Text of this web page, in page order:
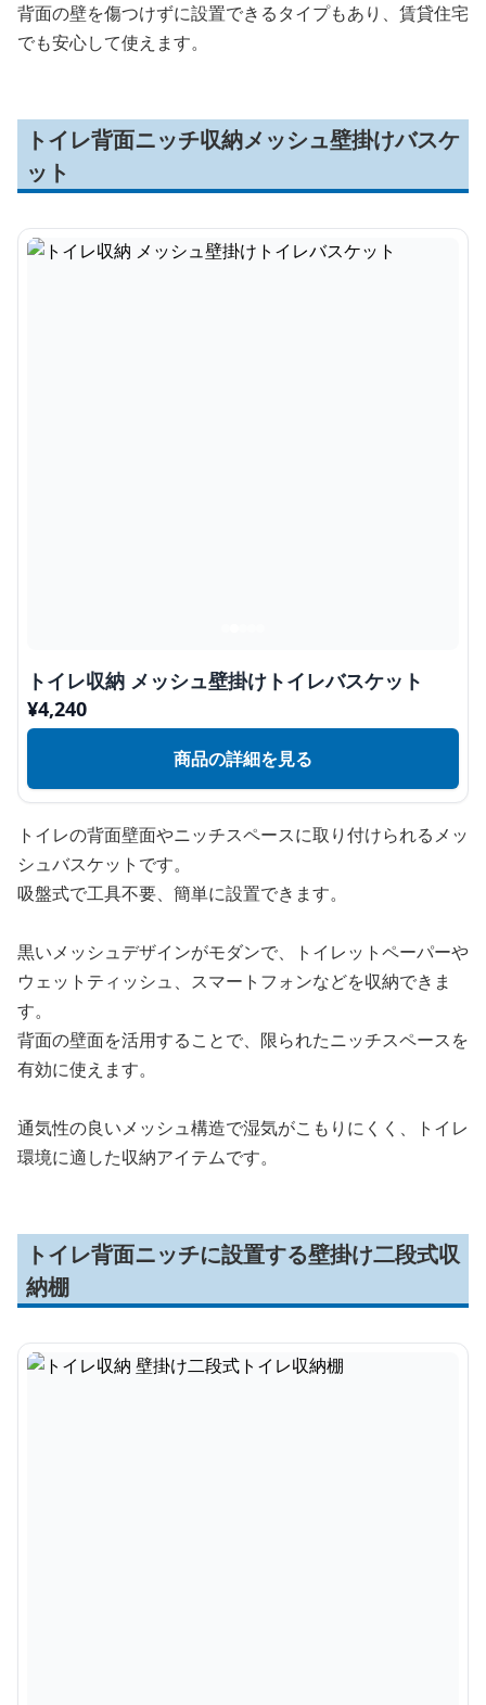
背面の壁を傷つけずに設置できるタイプもあり、賃貸住宅
でも安心して使えます。
トイレ背面ニッチ収納メッシュ壁掛けバスケ
ット
トイレ収納 メッシュ壁掛けトイレバスケット
¥4,240
商品の詳細を見る
トイレの背面壁面やニッチスペースに取り付けられるメッ
シュバスケットです。
吸盤式で工具不要、簡単に設置できます。
黒いメッシュデザインがモダンで、トイレットペーパーや
ウェットティッシュ、スマートフォンなどを収納できま
す。
背面の壁面を活用することで、限られたニッチスペースを
有効に使えます。
通気性の良いメッシュ構造で湿気がこもりにくく、トイレ
環境に適した収納アイテムです。
トイレ背面ニッチに設置する壁掛け二段式収
納棚